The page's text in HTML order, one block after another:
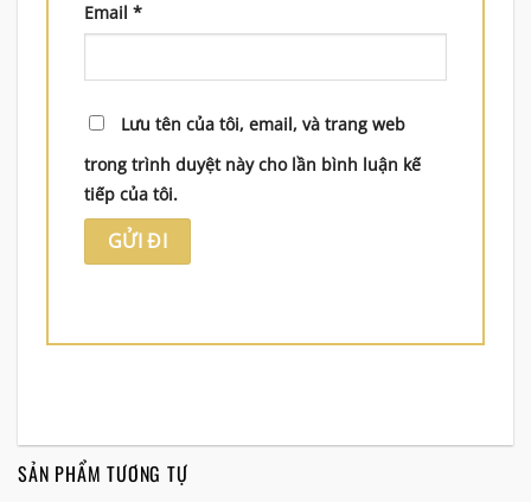
Email *
Lưu tên của tôi, email, và trang web
trong trình duyệt này cho lần bình luận kế
tiếp của tôi.
SẢN PHẨM TƯƠNG TỰ